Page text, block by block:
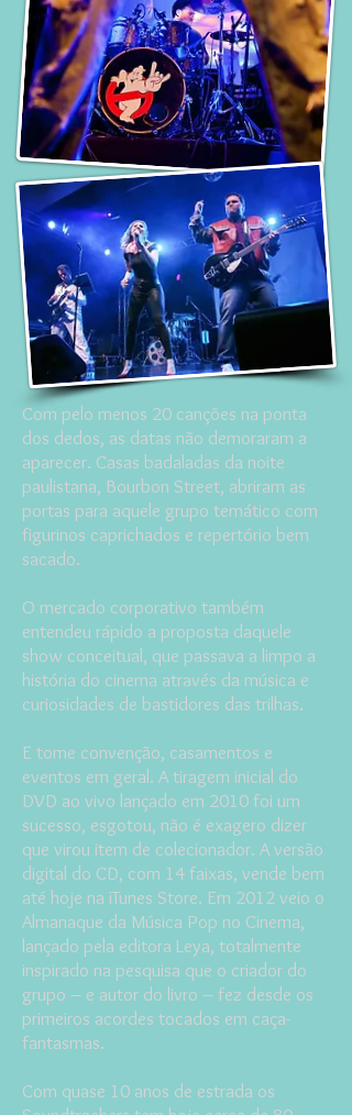
Com pelo menos 20 canções na ponta
dos dedos, as datas não demoraram a
aparecer. Casas badaladas da noite
paulistana, Bourbon Street, abriram as
portas para aquele grupo temático com
figurinos caprichados e repertório bem
sacado.
O mercado corporativo também
entendeu rápido a proposta daquele
show conceitual, que passava a limpo a
história do cinema através da música e
curiosidades de bastidores das trilhas.
E tome convenção, casamentos e
eventos em geral. A tiragem inicial do
DVD ao vivo lançado em 2010 foi um
sucesso, esgotou, não é exagero dizer
que virou item de colecionador. A versão
digital do CD, com 14 faixas, vende bem
até hoje na iTunes Store. Em 2012 veio o
Almanaque da Música Pop no Cinema,
lançado pela editora Leya, totalmente
inspirado na pesquisa que o criador do
grupo – e autor do livro – fez desde os
primeiros acordes tocados em caça-
fantasmas.
Com quase 10 anos de estrada os